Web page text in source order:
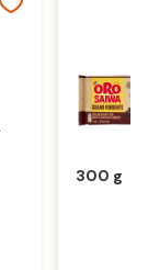
300 g